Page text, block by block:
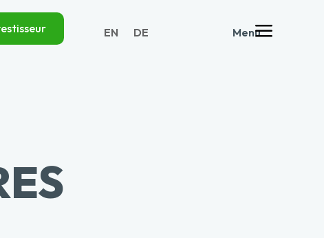
EN DE Menua